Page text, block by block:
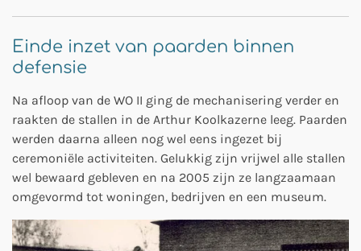
Einde inzet van paarden binnen
defensie
Na afloop van de WO II ging de mechanisering verder en
raakten de stallen in de Arthur Koolkazerne leeg. Paarden
werden daarna alleen nog wel eens ingezet bij
ceremoniële activiteiten. Gelukkig zijn vrijwel alle stallen
wel bewaard gebleven en na 2005 zijn ze langzaamaan
omgevormd tot woningen, bedrijven en een museum.